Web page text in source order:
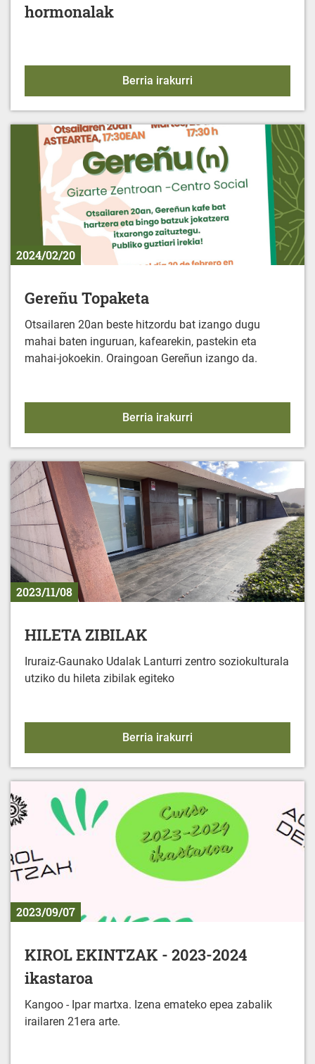
hormonalak
Berria irakurri
2024/02/20
Gereñu Topaketa
Otsailaren 20an beste hitzordu bat izango dugu
mahai baten inguruan, kafearekin, pastekin eta
mahai-jokoekin. Oraingoan Gereñun izango da.
Berria irakurri
2023/11/08
HILETA ZIBILAK
Iruraiz-Gaunako Udalak Lanturri zentro soziokulturala
utziko du hileta zibilak egiteko
Berria irakurri
2023/09/07
KIROL EKINTZAK - 2023-2024
ikastaroa
Kangoo - Ipar martxa. Izena emateko epea zabalik
irailaren 21era arte.